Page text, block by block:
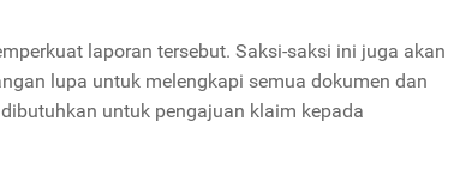
laporan tersebut. Saksi-saksi ini juga akan
lupa untuk melengkapi semua dokumen dan
untuk pengajuan klaim kepada